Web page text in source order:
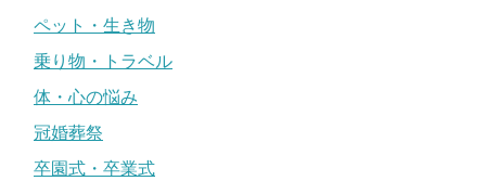
ペット・生き物
乗り物・トラベル
体・心の悩み
冠婚葬祭
卒園式・卒業式